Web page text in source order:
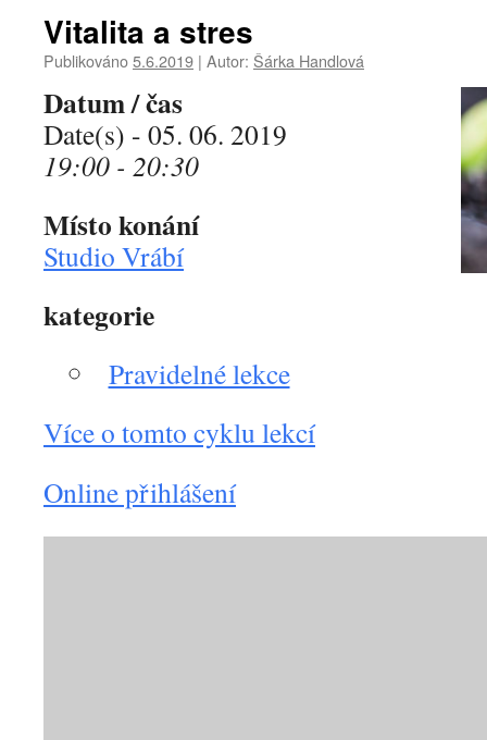
Vitalita a stres
Publikováno5.6.2019 | Autor: Šárka Handlová
Datum / čas
Date(s) - 05. 06. 2019
19:00 - 20:30
Místo konání
Studio Vrábí
kategorie
Pravidelné lekce
Více o tomto cyklu lekcí
Online přihlášení